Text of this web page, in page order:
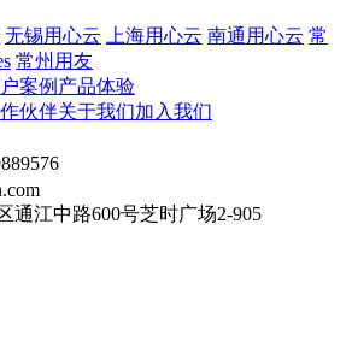
无锡用心云 上海用心云 南通用心云 常
常州用友
案例 产品体验
伙伴关于我们加入我们
通江中路600号芝时广场2-905